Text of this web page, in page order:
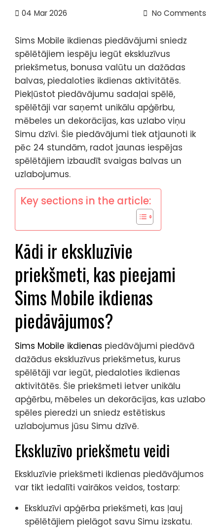
04 Mar 2026 No Comments
Sims Mobile ikdienas piedāvājumi sniedz
spēlētājiem iespēju iegūt ekskluzīvus
priekšmetus, bonusa valūtu un dažādas
balvas, piedaloties ikdienas aktivitātēs.
Piekļūstot piedāvājumu sadaļai spēlē,
spēlētāji var saņemt unikālu apģērbu,
mēbeles un dekorācijas, kas uzlabo viņu
Simu dzīvi. Šie piedāvājumi tiek atjaunoti ik
pēc 24 stundām, radot jaunas iespējas
spēlētājiem izbaudīt svaigas balvas un
uzlabojumus.
Key sections in the article:
Kādi ir ekskluzīvie
priekšmeti, kas pieejami
Sims Mobile ikdienas
piedāvājumos?
Sims Mobile ikdienas piedāvājumi piedāvā
dažādus ekskluzīvus priekšmetus, kurus
spēlētāji var iegūt, piedaloties ikdienas
aktivitātēs. Šie priekšmeti ietver unikālu
apģērbu, mēbeles un dekorācijas, kas uzlabo
spēles pieredzi un sniedz estētiskus
uzlabojumus jūsu Simu dzīvē.
Ekskluzīvo priekšmetu veidi
Ekskluzīvie priekšmeti ikdienas piedāvājumos
var tikt iedalīti vairākos veidos, tostarp:
Ekskluzīvi apģērba priekšmeti, kas ļauj
spēlētājiem pielāgot savu Simu izskatu.